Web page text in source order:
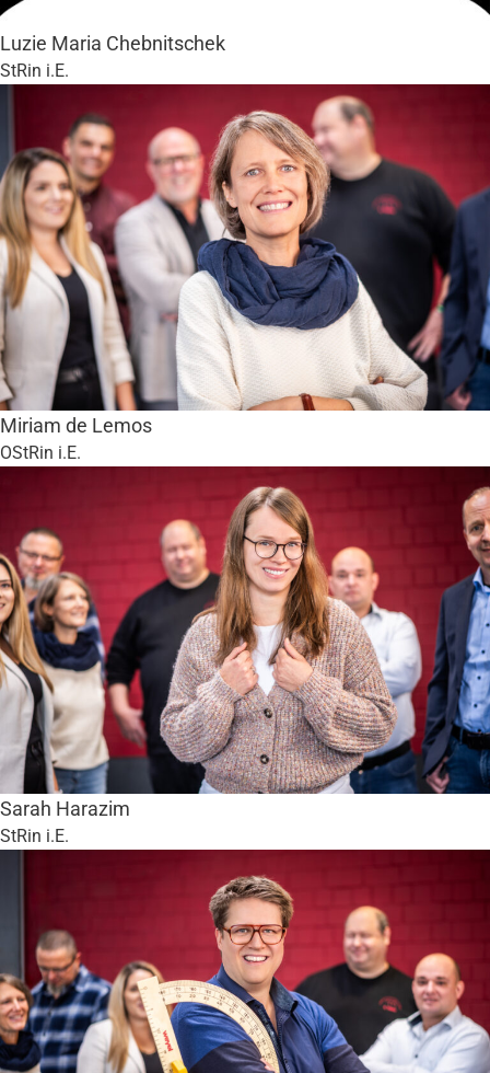
Luzie Maria Chebnitschek
StRin i.E.
Miriam de Lemos
OStRin i.E.
Sarah Harazim
StRin i.E.